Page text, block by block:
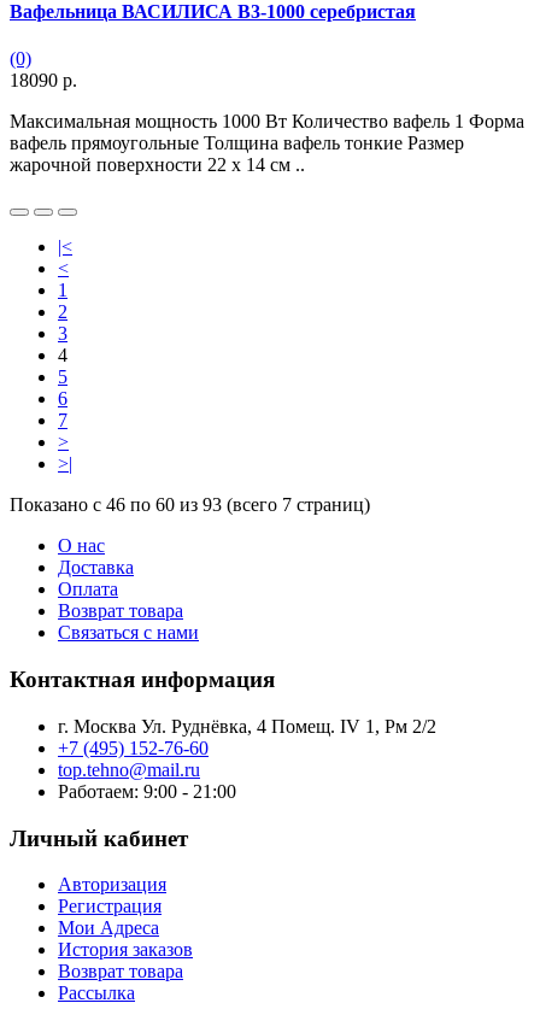
Вафельница ВАСИЛИСА В3-1000 серебристая
(0)
18090 р.
Максимальная мощность 1000 Вт Количество вафель 1 Форма
вафель прямоугольные Толщина вафель тонкие Размер
жарочной поверхности 22 х 14 см ..
|<
<
1
2
3
4
5
6
7
>
>|
Показано с 46 по 60 из 93 (всего 7 страниц)
О нас
Доставка
Оплата
Возврат товара
Связаться с нами
Контактная информация
г. Москва Ул. Руднёвка, 4 Помещ. IV 1, Рм 2/2
+7 (495) 152-76-60
top.tehno@mail.ru
Работаем: 9:00 - 21:00
Личный кабинет
Авторизация
Регистрация
Мои Адреса
История заказов
Возврат товара
Рассылка